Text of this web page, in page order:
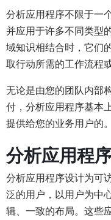
分析应用程序不限于一
并应用于许多不同类型
域知识相结合时，它们
取行动所需的工作流程
无论是由您的团队内部
付，分析应用程序基本
提供给您的业务用户的。
分析应用程
分析应用程序设计为可
泛的用户，以用户为中
辑、一致的布局。这些